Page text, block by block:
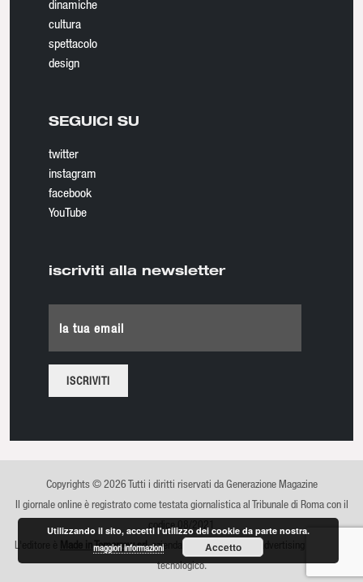
dinamiche
cultura
spettacolo
design
SEGUICI SU
twitter
instagram
facebook
YouTube
iscriviti alla newsletter
la tua email
Copyrights © 2026 Tutti i diritti riservati da Generazione Magazine
Il giornale online è registrato come testata giornalistica al Tribunale di Roma con il
L'editore è
Made in Tomorrow srl, azienda di comunicazione, advertising e sviluppo
tecnologico.
Utilizzando il sito, accetti l'utilizzo dei cookie da parte nostra.
maggiori informazioni Accetto